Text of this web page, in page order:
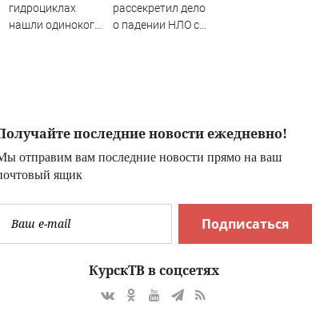
гидроциклах
нашли одинокого
рассекретил дело
о падении НЛО с
последние новости ежедневно!
отправим вам последние новости прямо на ваш
ящик
Подписаться
КурскТВ в соцсетях